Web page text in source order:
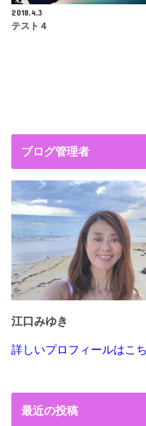
2018.4.3
テスト４
ブログ管理者
江口みゆき
詳しいプロフィールはこ
最近の投稿